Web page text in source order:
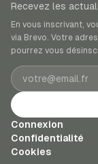
Recevez les
En vous inscrivant,
via Brevo. Votre
pourrez vous
Adresse e-mail
Connexion
Confidentialité
Cookies